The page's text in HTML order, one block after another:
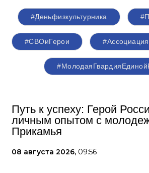
#Деньфизкультурника
#СВОиГерои
Путь к успеху: Герой
личным опытом с
Прикамья
08 августа 2026, 09:56